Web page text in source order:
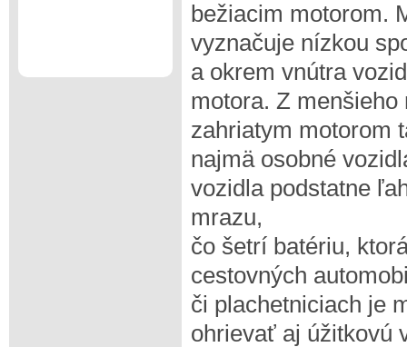
bežiacim motorom.
vyznačuje nízkou
a okrem vnútra
motora. Z
zahriatym motorom
najmä osobné
vozidla podstatne
mrazu,
čo šetrí batériu,
cestovných
či plachetniciach je
ohrievať aj úžitkovú